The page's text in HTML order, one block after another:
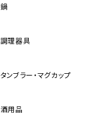
鍋
調理器具
タンブラー・マグカップ
酒用品